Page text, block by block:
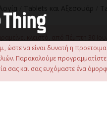
Tablets και Αξεσουάρ
ώστε να είναι δυνατή η
Παρακαλούμε
σας και σας ευχόμαστε ένα